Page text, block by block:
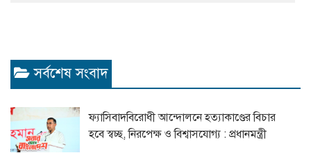
সর্বশেষ সংবাদ
ফ্যাসিবাদবিরোধী আন্দোলনে হত্যাকাণ্ডের বিচার
হবে স্বচ্ছ, নিরপেক্ষ ও বিশ্বাসযোগ্য : প্রধানমন্ত্রী